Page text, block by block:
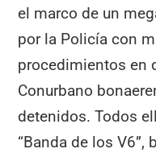
el marco de un
por la Policía con
procedimientos en
Conurbano
detenidos. Todos
“Banda de los V6”,